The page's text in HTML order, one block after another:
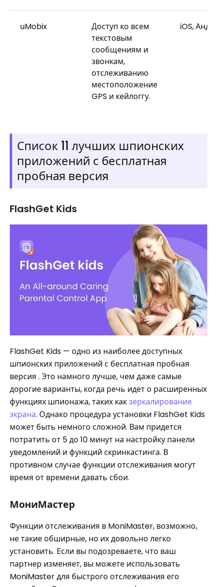
uMobix
Доступ ко всем
текстовым
сообщениям и
звонкам,
отслеживанию
местоположение
GPS и кейлоггу.
iOS,
Список 11 лучших шпионских
приложений с бесплатная
пробная версия
FlashGet Kids
FlashGet Kids — одно из наиболее доступных
шпионских приложений с бесплатная пробная
версия . Это намного лучше, чем даже самые
дорогие варианты, когда речь идет о расширенных
функциях шпионажа, таких какзеркалирование
экрана. Однако процедура установки FlashGet Kids
может быть немного сложной. Вам придется
потратить от 5 до 10 минут на настройку панели
уведомлений и функций скринкастинга. В
противном случае функции отслеживания могут
время от времени давать сбои.
МониМастер
Функции отслеживания в MoniMaster, возможно,
не такие обширные, но их довольно легко
установить. Если вы подозреваете, что ваш
партнер изменяет, вы можете использовать
MoniMaster для быстрого отслеживания его